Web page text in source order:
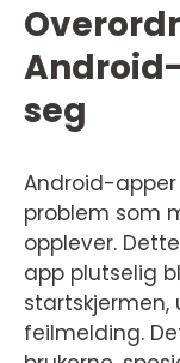
seg
Android-apper
problem som
opplever.
app plutselig
startskjermen,
feilmelding.